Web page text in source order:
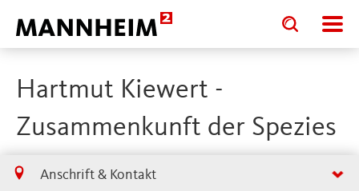
Toggle
search
input
Toggle
search
input
Hartmut Kiewert -
Zusammenkunft der Spezies
Anschrift & Kontakt